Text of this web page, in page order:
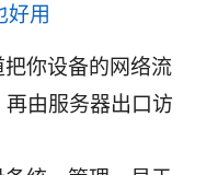
好用
你设备的网络流
由服务器出口访